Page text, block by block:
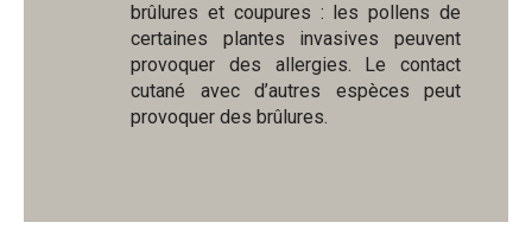
brûlures et coupures : les pollens de
certaines plantes invasives peuvent
provoquer des allergies. Le contact
cutané avec d’autres espèces peut
provoquer des brûlures.